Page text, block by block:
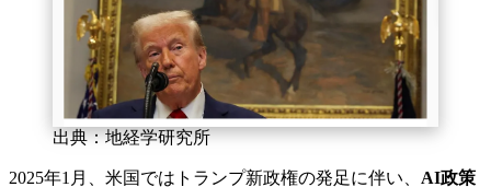
出典：地経学研究所
2025年1月、米国ではトランプ新政権の発足に伴い、 AI政策